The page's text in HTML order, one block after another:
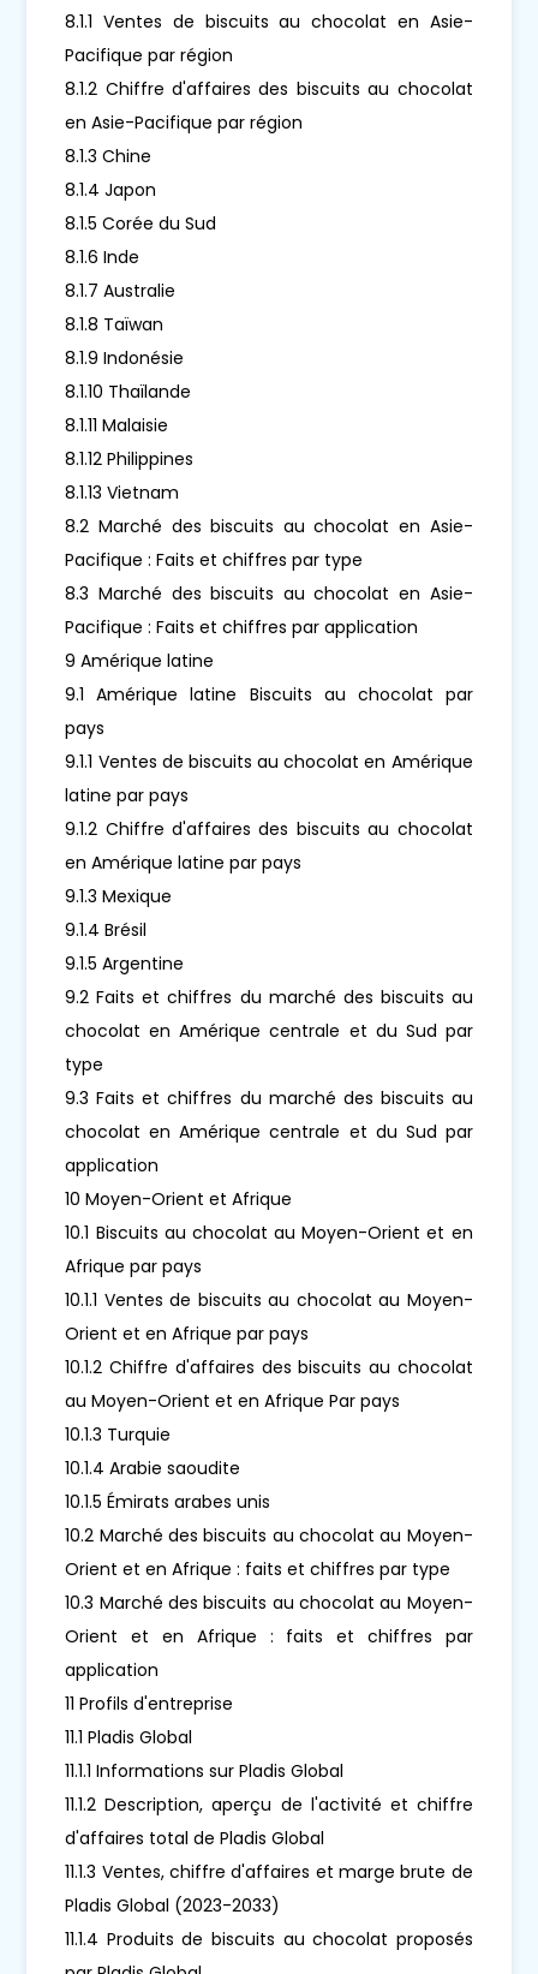
8.1.1 Ventes de biscuits au chocolat en Asie-
Pacifique par région
8.1.2 Chiffre d'affaires des biscuits au chocolat
en Asie-Pacifique par région
8.1.3 Chine
8.1.4 Japon
8.1.5 Corée du Sud
8.1.6 Inde
8.1.7 Australie
8.1.8 Taïwan
8.1.9 Indonésie
8.1.10 Thaïlande
8.1.11 Malaisie
8.1.12 Philippines
8.1.13 Vietnam
8.2 Marché des biscuits au chocolat en Asie-
Pacifique : Faits et chiffres par type
8.3 Marché des biscuits au chocolat en Asie-
Pacifique : Faits et chiffres par application
9 Amérique latine
9.1 Amérique latine Biscuits au chocolat par
pays
9.1.1 Ventes de biscuits au chocolat en Amérique
latine par pays
9.1.2 Chiffre d'affaires des biscuits au chocolat
en Amérique latine par pays
9.1.3 Mexique
9.1.4 Brésil
9.1.5 Argentine
9.2 Faits et chiffres du marché des biscuits au
chocolat en Amérique centrale et du Sud par
type
9.3 Faits et chiffres du marché des biscuits au
chocolat en Amérique centrale et du Sud par
application
10 Moyen-Orient et Afrique
10.1 Biscuits au chocolat au Moyen-Orient et en
Afrique par pays
10.1.1 Ventes de biscuits au chocolat au Moyen-
Orient et en Afrique par pays
10.1.2 Chiffre d'affaires des biscuits au chocolat
au Moyen-Orient et en Afrique Par pays
10.1.3 Turquie
10.1.4 Arabie saoudite
10.1.5 Émirats arabes unis
10.2 Marché des biscuits au chocolat au Moyen-
Orient et en Afrique : faits et chiffres par type
10.3 Marché des biscuits au chocolat au Moyen-
Orient et en Afrique : faits et chiffres par
application
11 Profils d'entreprise
11.1 Pladis Global
11.1.1 Informations sur Pladis Global
11.1.2 Description, aperçu de l'activité et chiffre
d'affaires total de Pladis Global
11.1.3 Ventes, chiffre d'affaires et marge brute de
Pladis Global (2023-2033)
11.1.4 Produits de biscuits au chocolat proposés